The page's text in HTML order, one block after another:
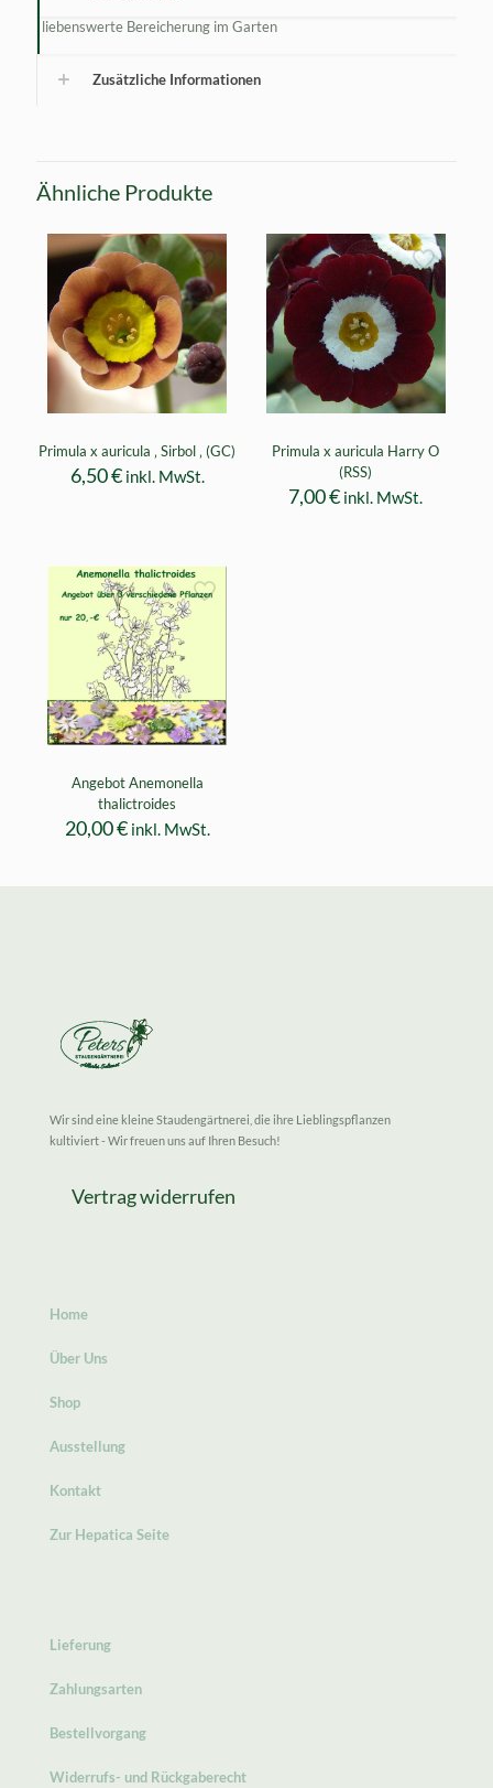
liebenswerte Bereicherung im Garten
Zusätzliche Informationen
Ähnliche Produkte
Primula x auricula ‚ Sirbol ‚ (GC)
6,50€ inkl. MwSt.
Primula x auricula Harry O
(RSS)
7,00€ inkl. MwSt.
Angebot Anemonella
thalictroides
20,00€ inkl. MwSt.
Wir sind eine kleine Staudengärtnerei, die ihre Lieblingspflanzen
kultiviert - Wir freuen uns auf Ihren Besuch!
Vertrag widerrufen
Home
Über Uns
Shop
Ausstellung
Kontakt
Zur Hepatica Seite
Lieferung
Zahlungsarten
Bestellvorgang
Widerrufs- und Rückgaberecht